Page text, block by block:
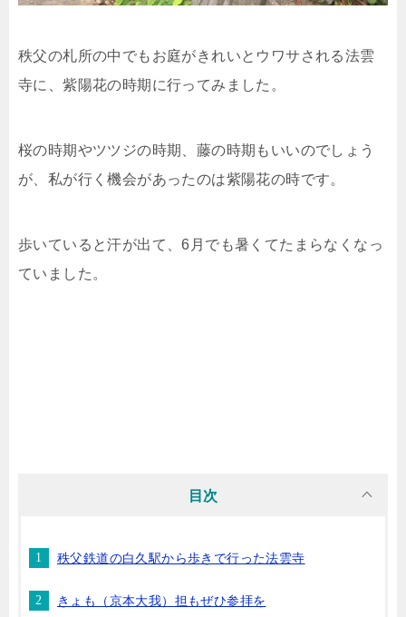
秩父の札所の中でもお庭がきれいとウワサされる法雲
寺に、紫陽花の時期に行ってみました。
桜の時期やツツジの時期、藤の時期もいいのでしょう
が、私が行く機会があったのは紫陽花の時です。
歩いていると汗が出て、6月でも暑くてたまらなくなっ
ていました。
目次
秩父鉄道の白久駅から歩きで行った法雲寺
きょも（京本大我）担もぜひ参拝を